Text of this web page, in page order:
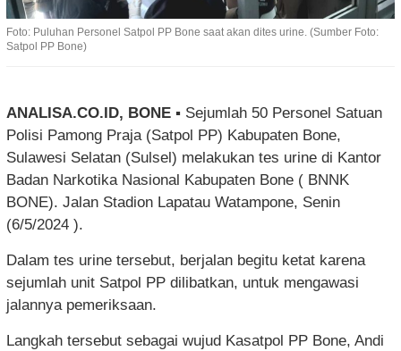
Foto: Puluhan Personel Satpol PP Bone saat akan dites urine. (Sumber Foto:
Satpol PP Bone)
ANALISA.CO.ID, BONE ▪︎ Sejumlah 50 Personel Satuan
Polisi Pamong Praja (Satpol PP) Kabupaten Bone,
Sulawesi Selatan (Sulsel) melakukan tes urine di Kantor
Badan Narkotika Nasional Kabupaten Bone ( BNNK
BONE). Jalan Stadion Lapatau Watampone, Senin
(6/5/2024 ).
Dalam tes urine tersebut, berjalan begitu ketat karena
sejumlah unit Satpol PP dilibatkan, untuk mengawasi
jalannya pemeriksaan.
Langkah tersebut sebagai wujud Kasatpol PP Bone, Andi